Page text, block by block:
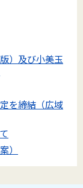
）及び小美玉
を締結（広域
）